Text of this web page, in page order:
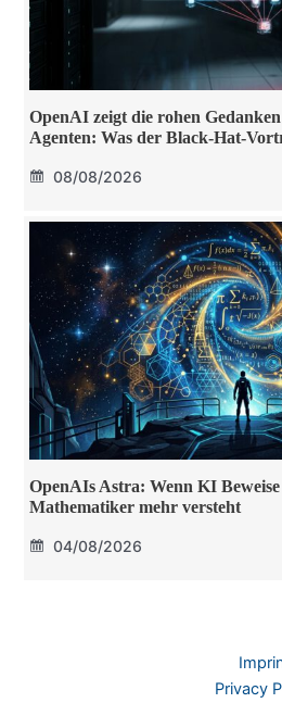
OpenAI zeigt die rohen
Agenten: Was der Black-Hat-
08/08/2026
OpenAIs Astra: Wenn KI
Mathematiker mehr versteht
04/08/2026
Privacy